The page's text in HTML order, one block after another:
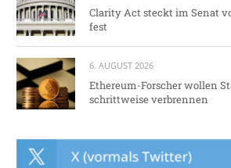
Clarity Act steckt im Senat
fest
6. AUGUST 2026
Ethereum-Forscher wollen
schrittweise verbrennen